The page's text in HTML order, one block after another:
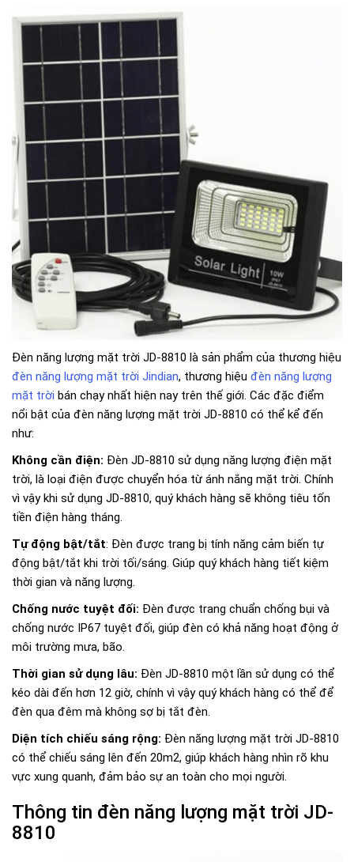
Đèn năng lượng mặt trời JD-8810 là sản phẩm của thương hiệu
đèn năng lượng mặt trời Jindian, thương hiệu đèn năng lượng
mặt trời bán chạy nhất hiện nay trên thế giới. Các đặc điểm
nổi bật của đèn năng lượng mặt trời JD-8810 có thể kể đến
như:
Không cần điện: Đèn JD-8810 sử dụng năng lượng điện mặt
trời, là loại điện được chuyển hóa từ ánh nắng mặt trời. Chính
vì vậy khi sử dụng JD-8810, quý khách hàng sẽ không tiêu tốn
tiền điện hàng tháng.
Tự động bật/tắt: Đèn được trang bị tính năng cảm biến tự
động bật/tắt khi trời tối/sáng. Giúp quý khách hàng tiết kiệm
thời gian và năng lượng.
Chống nước tuyệt đối: Đèn được trang chuẩn chống bụi và
chống nước IP67 tuyệt đối, giúp đèn có khả năng hoạt động ở
môi trường mưa, bão.
Thời gian sử dụng lâu: Đèn JD-8810 một lần sử dụng có thể
kéo dài đến hơn 12 giờ, chính vì vậy quý khách hàng có thể để
đèn qua đêm mà không sợ bị tắt đèn.
Diện tích chiếu sáng rộng: Đèn năng lượng mặt trời JD-8810
có thể chiếu sáng lên đến 20m2, giúp khách hàng nhìn rõ khu
vực xung quanh, đảm bảo sự an toàn cho mọi người.
Thông tin đèn năng lượng mặt trời JD-
8810